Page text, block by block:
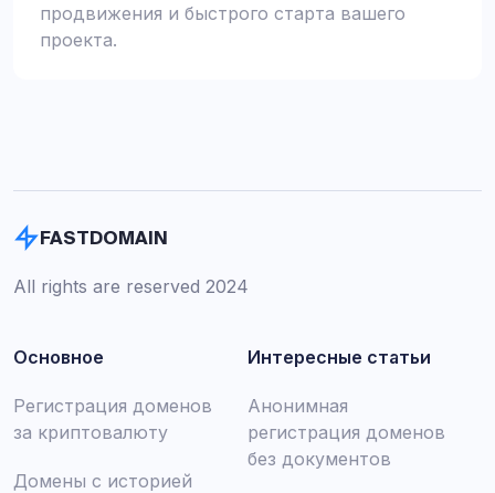
продвижения и быстрого старта вашего
проекта.
FASTDOMAIN
All rights are reserved 2024
Основное
Регистрация доменов
за криптовалюту
Домены с историей
Интересные статьи
Анонимная
регистрация доменов
без документов